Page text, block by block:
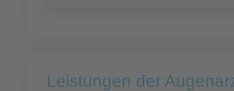
Leistungen der